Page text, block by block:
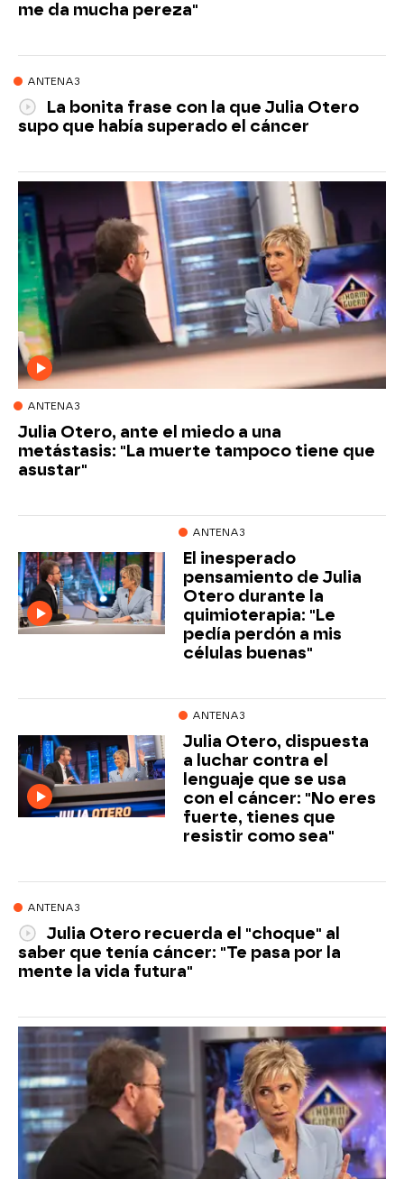
me da mucha pereza"
ANTENA3
La bonita frase con la que Julia Otero
supo que había superado el cáncer
ANTENA3
Julia Otero, ante el miedo a una
metástasis: "La muerte tampoco tiene que
asustar"
ANTENA3
El inesperado
pensamiento de Julia
Otero durante la
quimioterapia: "Le
pedía perdón a mis
células buenas"
ANTENA3
Julia Otero, dispuesta
a luchar contra el
lenguaje que se usa
con el cáncer: "No eres
fuerte, tienes que
resistir como sea"
ANTENA3
Julia Otero recuerda el "choque" al
saber que tenía cáncer: "Te pasa por la
mente la vida futura"